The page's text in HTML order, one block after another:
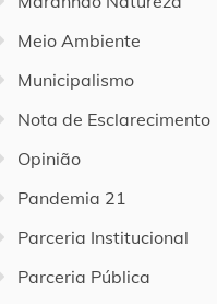
Meio Ambiente
Municipalismo
Nota de Esclarecimento
Opinião
Pandemia 21
Parceria Institucional
Parceria Pública